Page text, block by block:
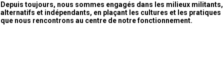
Depuis toujours, nous sommes engagés dans les milieux militants,
alternatifs et indépendants, en plaçant les cultures et les pratiques
que nous rencontrons au centre de notre fonctionnement.